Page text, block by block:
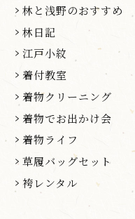
林と浅野のおすすめ
林日記
江戸小紋
着付教室
着物クリーニング
着物でお出かけ会
着物ライフ
草履バッグセット
袴レンタル